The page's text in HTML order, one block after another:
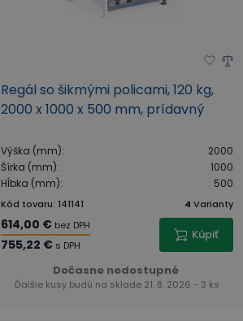
Regál so šikmými policami, 120 kg,
2000 x 1000 x 500 mm, prídavný
Výška (mm):
2000
Šírka (mm):
1000
Hĺbka (mm): 500
Kód tovaru: 141141 4 Varianty
614,00 € bez DPH
755,22 € s DPH
Kúpiť
Dočasne nedostupné
Ďalšie kusy budú na sklade 21. 8. 2026 - 3 ks